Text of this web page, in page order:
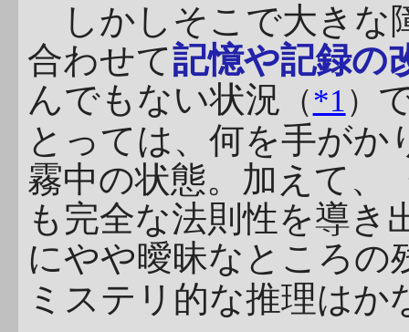
しかしそこで大きな
合わせて記憶や記録の
んでもない状況 （*1）
とっては、何を手が
霧中の状態。加えて、
も完全な法則性を導き
にやや曖昧なところの
ミステリ的な推理は